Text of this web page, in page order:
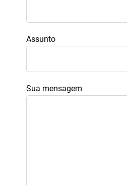
Assunto
Sua mensagem